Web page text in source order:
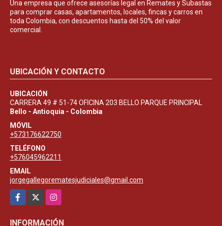
Una empresa que ofrece asesorías legal en Remates y Subastas
para comprar casas, apartamentos, locales, fincas y carros en
toda Colombia, con descuentos hasta del 50% del valor
comercial.
UBICACIÓN Y CONTACTO
UBICACIÓN
CARRERA 49 # 51-74 OFICINA 203 BELLO PARQUE PRINCIPAL
Bello - Antioquia - Colombia
MÓVIL
+573176622750
TELÉFONO
+576045962211
EMAIL
jorgegallegorematesjudiciales@gmail.com
Facebook
Instagram
INFORMACIÓN